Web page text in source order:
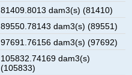
81409.8013 dam3(s) (81410)
89550.78143 dam3(s) (89551)
97691.76156 dam3(s) (97692)
105832.74169 dam3(s)
(105833)